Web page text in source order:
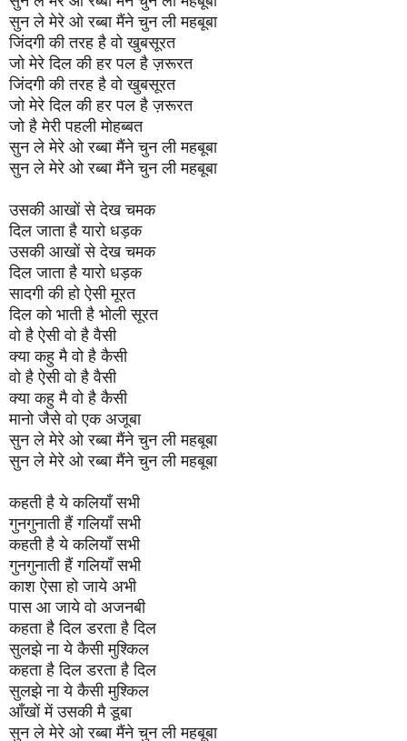
सुन ले मेरे ओ रब्बा मैंने चुन ली महबूबा
जिंदगी की तरह है वो खुबसूरत
जो मेरे दिल की हर पल है ज़रूरत
जिंदगी की तरह है वो खुबसूरत
जो मेरे दिल की हर पल है ज़रूरत
जो है मेरी पहली मोहब्बत
सुन ले मेरे ओ रब्बा मैंने चुन ली महबूबा
सुन ले मेरे ओ रब्बा मैंने चुन ली महबूबा
उसकी आखों से देख चमक
दिल जाता है यारो धड़क
उसकी आखों से देख चमक
दिल जाता है यारो धड़क
सादगी की हो ऐसी मूरत
दिल को भाती है भोली सूरत
वो है ऐसी वो है वैसी
क्या कहु मै वो है कैसी
वो है ऐसी वो है वैसी
क्या कहु मै वो है कैसी
मानो जैसे वो एक अजूबा
सुन ले मेरे ओ रब्बा मैंने चुन ली महबूबा
सुन ले मेरे ओ रब्बा मैंने चुन ली महबूबा
कहती है ये कलियाँ सभी
गुनगुनाती हैं गलियाँ सभी
कहती है ये कलियाँ सभी
गुनगुनाती हैं गलियाँ सभी
काश ऐसा हो जाये अभी
पास आ जाये वो अजनबी
कहता है दिल डरता है दिल
सुलझे ना ये कैसी मुश्किल
कहता है दिल डरता है दिल
सुलझे ना ये कैसी मुश्किल
आँखों में उसकी मै डूबा
सुन ले मेरे ओ रब्बा मैंने चुन ली महबूबा